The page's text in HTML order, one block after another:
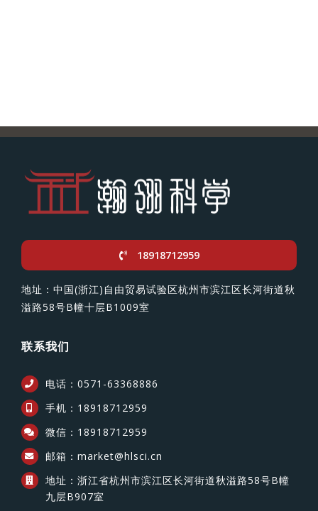
18918712959
地址：中国(浙江)自由贸易试验区杭州市滨江区长河街道秋
溢路58号B幢十层B1009室
联系我们
电话：0571-63368886
手机：18918712959
微信：18918712959
邮箱：market@hlsci.cn
地址：浙江省杭州市滨江区长河街道秋溢路58号B幢
九层B907室